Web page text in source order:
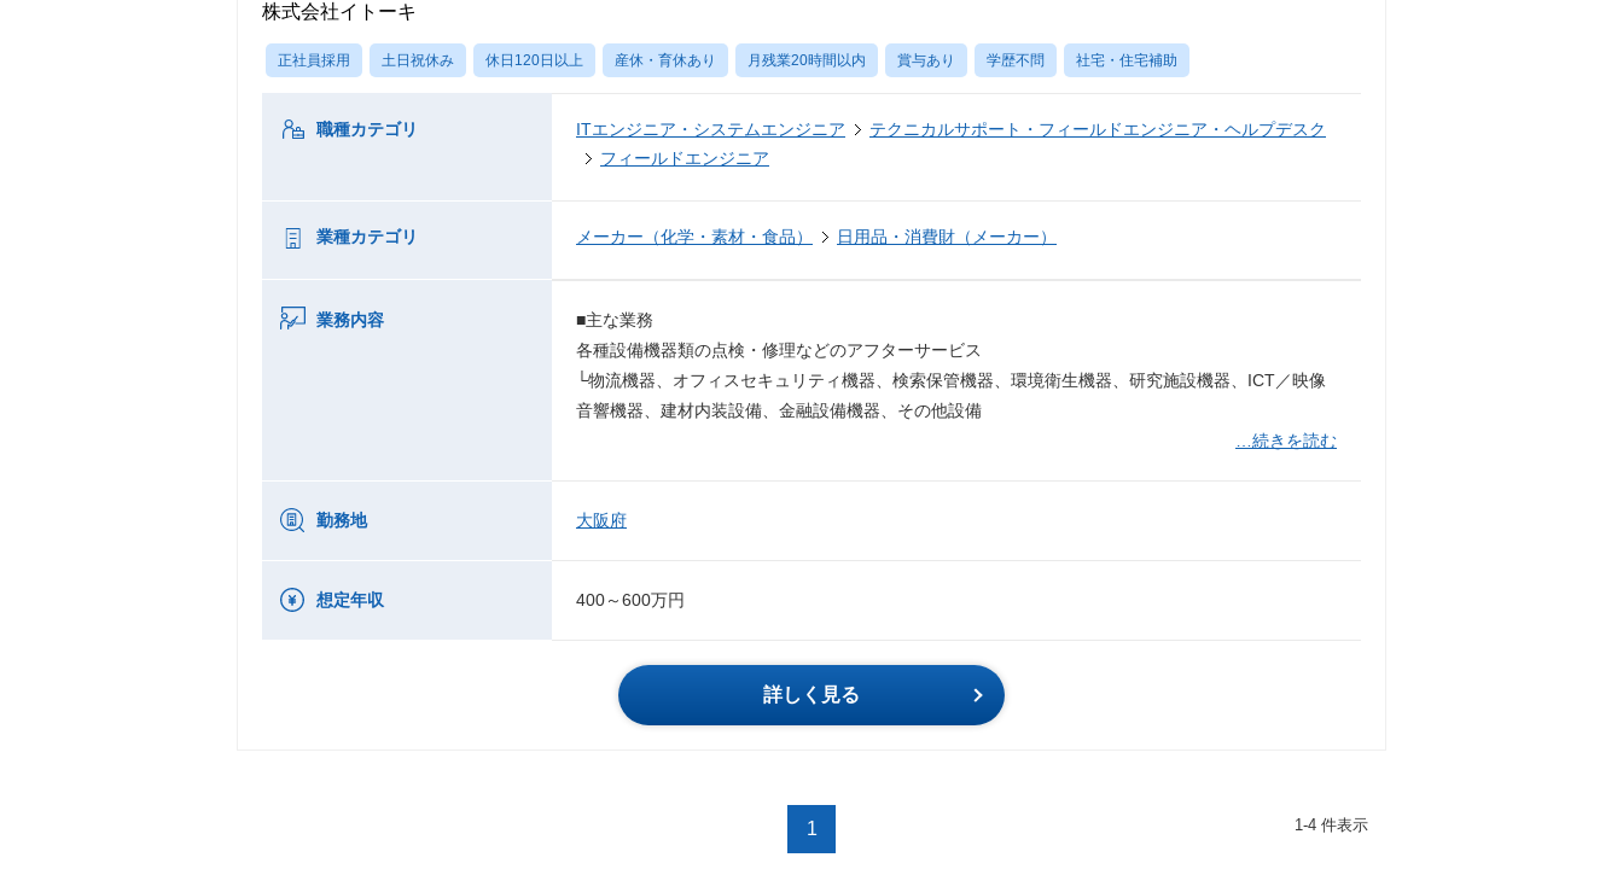
株式会社イトーキ
正社員採用 土日祝休み 休日120日以上 産休・育休あり 月残業20時間以内 賞与あり 学歴不問 社宅・住宅補助
職種カテゴリ ITエンジニア・システムエンジニア
テクニカルサポート・フィールドエンジニア・ヘルプデスク
フィールドエンジニア
業種カテゴリ メーカー（化学・素材・食品） 日用品・消費財（メーカー）
業務内容
■主な業務
各種設備機器類の点検・修理などのアフターサービス
└物流機器、オフィスセキュリティ機器、検索保管機器、環境衛生機器、研究施設機器、ICT／映像
音響機器、建材内装設備、金融設備機器、その他設備
…続きを読む
勤務地 大阪府
想定年収 400～600万円
詳しく見る
1 1-4 件表示